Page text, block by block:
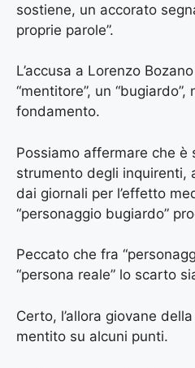
sostiene, un accorato
proprie parole”.
L’accusa a Lorenzo
“mentitore”, un
fondamento.
Possiamo affermare che è
strumento degli inquirenti,
dai giornali per l’effetto
“personaggio bugiardo”
Peccato che fra
“persona reale” lo scarto
Certo, l’allora giovane
mentito su alcuni punti.